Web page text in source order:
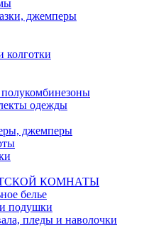
джемперы
колготки
одежды
джемперы
КОМНАТЫ
белье
и подушки
пледы и наволочки